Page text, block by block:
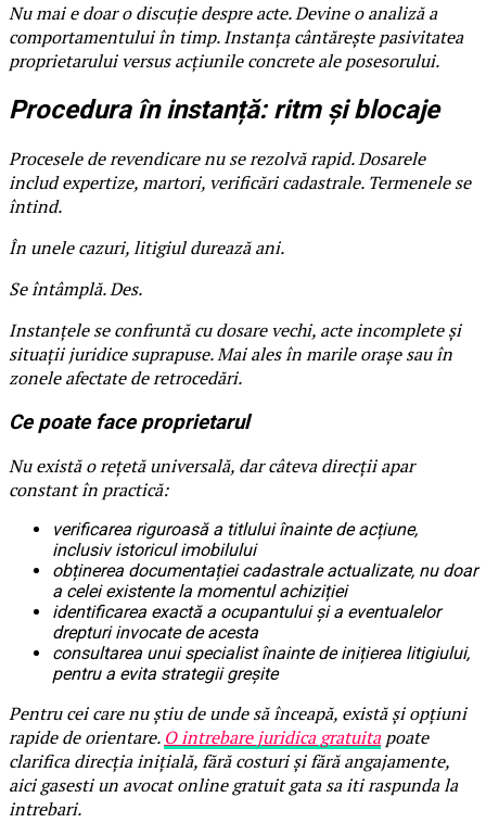
Nu mai e doar o discuție despre acte. Devine o analiză a
comportamentului în timp. Instanța cântărește pasivitatea
proprietarului versus acțiunile concrete ale posesorului.
Procedura în instanță: ritm și blocaje
Procesele de revendicare nu se rezolvă rapid. Dosarele
includ expertize, martori, verificări cadastrale. Termenele se
întind.
În unele cazuri, litigiul durează ani.
Se întâmplă. Des.
Instanțele se confruntă cu dosare vechi, acte incomplete și
situații juridice suprapuse. Mai ales în marile orașe sau în
zonele afectate de retrocedări.
Ce poate face proprietarul
Nu există o rețetă universală, dar câteva direcții apar
constant în practică:
verificarea riguroasă a titlului înainte de acțiune,
inclusiv istoricul imobilului
obținerea documentației cadastrale actualizate, nu doar
a celei existente la momentul achiziției
identificarea exactă a ocupantului și a eventualelor
drepturi invocate de acesta
consultarea unui specialist înainte de inițierea litigiului,
pentru a evita strategii greșite
Pentru cei care nu știu de unde să înceapă, există și opțiuni
rapide de orientare. O intrebare juridica gratuitapoate
clarifica direcția inițială, fără costuri și fără angajamente,
aici gasesti un avocat online gratuit gata sa iti raspunda la
intrebari.